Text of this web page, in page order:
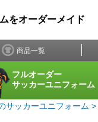
をオーダーメイド
商品一覧
フルオーダー
サッカーユニフォーム
サッカーユニフォーム